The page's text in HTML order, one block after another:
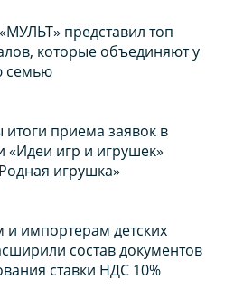
представил топ
которые объединяют у
семью
приема заявок в
игр и игрушек»
игрушка»
и импортерам детских
состав документов
ставки НДС 10%